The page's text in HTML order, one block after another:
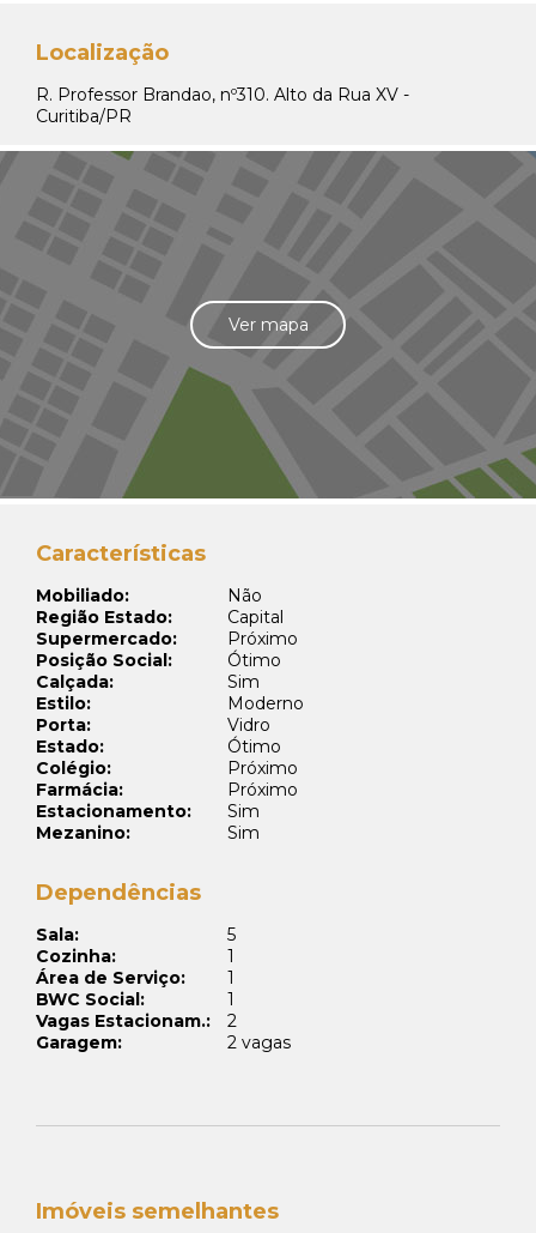
Localização
R. Professor Brandao, nº310. Alto da Rua XV -
Curitiba/PR
Ver mapa
Características
Mobiliado:
Não
Região Estado:
Capital
Supermercado:
Próximo
Posição Social:
Ótimo
Calçada:
Sim
Estilo:
Moderno
Porta:
Vidro
Estado:
Ótimo
Colégio:
Próximo
Farmácia:
Próximo
Estacionamento:
Sim
Mezanino:
Sim
Dependências
Sala:
5
Cozinha:
1
Área de Serviço:
1
BWC Social:
1
Vagas Estacionam.:
2
Garagem:
2 vagas
Imóveis semelhantes